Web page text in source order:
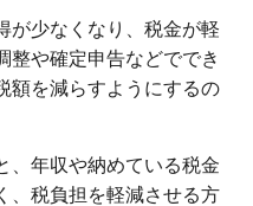
が少なくなり、税金が軽
整や確定申告などででき
額を減らすようにするの
、年収や納めている税金
、税負担を軽減させる方